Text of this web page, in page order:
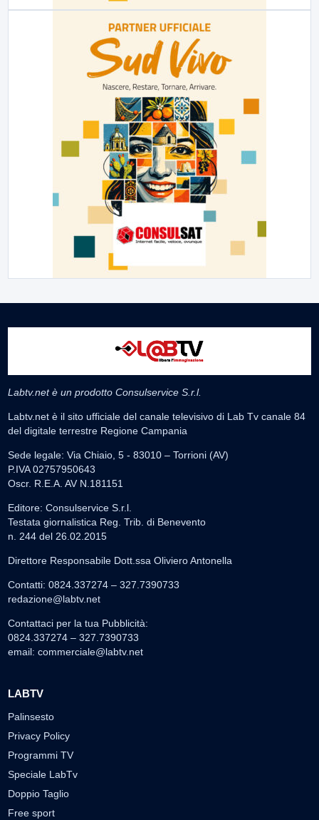
Labtv.net è un prodotto Consulservice S.r.l.
Labtv.net è il sito ufficiale del canale televisivo di Lab Tv canale 84
del digitale terrestre Regione Campania
Sede legale: Via Chiaio, 5 - 83010 – Torrioni (AV)
P.IVA 02757950643
Oscr. R.E.A. AV N.181151
Editore: Consulservice S.r.l.
Testata giornalistica Reg. Trib. di Benevento
n. 244 del 26.02.2015
Direttore Responsabile Dott.ssa Oliviero Antonella
Contatti: 0824.337274 – 327.7390733
redazione@labtv.net
Contattaci per la tua Pubblicità:
0824.337274 – 327.7390733
email: commerciale@labtv.net
LABTV
Palinsesto
Privacy Policy
Programmi TV
Speciale LabTv
Doppio Taglio
Free sport